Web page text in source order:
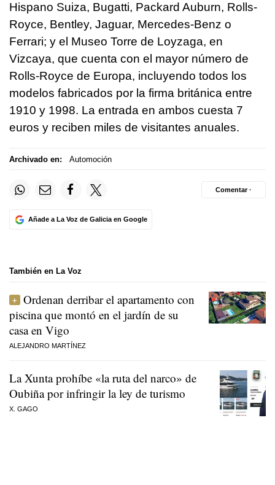
Hispano Suiza, Bugatti, Packard Auburn, Rolls-
Royce, Bentley, Jaguar, Mercedes-Benz o
Ferrari; y el Museo Torre de Loyzaga, en
Vizcaya, que cuenta con el mayor número de
Rolls-Royce de Europa, incluyendo todos los
modelos fabricados por la firma británica entre
1910 y 1998. La entrada en ambos cuesta 7
euros y reciben miles de visitantes anuales.
Archivado en: Automoción
Añade a La Voz de Galicia en Google
Comentar ·
También en La Voz
Ordenan derribar el apartamento con
piscina que montó en el jardín de su
casa en Vigo
ALEJANDRO MARTÍNEZ
La Xunta prohíbe «la ruta del narco» de
Oubiña por infringir la ley de turismo
X. GAGO